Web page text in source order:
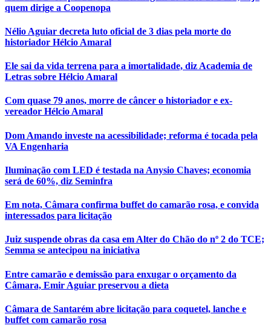
quem dirige a Coopenopa
Nélio Aguiar decreta luto oficial de 3 dias pela morte do
historiador Hélcio Amaral
Ele sai da vida terrena para a imortalidade, diz Academia de
Letras sobre Hélcio Amaral
Com quase 79 anos, morre de câncer o historiador e ex-
vereador Hélcio Amaral
Dom Amando investe na acessibilidade; reforma é tocada pela
VA Engenharia
Iluminação com LED é testada na Anysio Chaves; economia
será de 60%, diz Seminfra
Em nota, Câmara confirma buffet do camarão rosa, e convida
interessados para licitação
Juiz suspende obras da casa em Alter do Chão do nº 2 do TCE;
Semma se antecipou na iniciativa
Entre camarão e demissão para enxugar o orçamento da
Câmara, Emir Aguiar preservou a dieta
Câmara de Santarém abre licitação para coquetel, lanche e
buffet com camarão rosa